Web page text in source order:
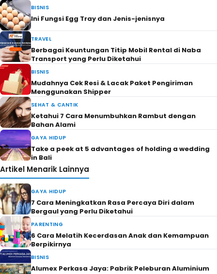
BISNIS
Ini Fungsi Egg Tray dan Jenis-jenisnya
TRAVEL
Berbagai Keuntungan Titip Mobil Rental di Naba
Transport yang Perlu Diketahui
BISNIS
Mudahnya Cek Resi & Lacak Paket Pengiriman
Menggunakan Shipper
SEHAT & CANTIK
Ketahui 7 Cara Menumbuhkan Rambut dengan
Bahan Alami
GAYA HIDUP
Take a peek at 5 advantages of holding a wedding
in Bali
Artikel Menarik Lainnya
GAYA HIDUP
7 Cara Meningkatkan Rasa Percaya Diri dalam
Bergaul yang Perlu Diketahui
PARENTING
6 Cara Melatih Kecerdasan Anak dan Kemampuan
Berpikirnya
BISNIS
Alumex Perkasa Jaya: Pabrik Peleburan Aluminium